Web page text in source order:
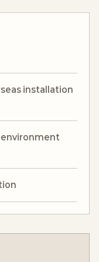
installation
environment